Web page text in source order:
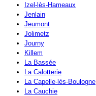
Izel-lès-Hameaux
Jenlain
Jeumont
Jolimetz
Journy
Killem
La Bassée
La Calotterie
La Capelle-lès-Boulogne
La Cauchie